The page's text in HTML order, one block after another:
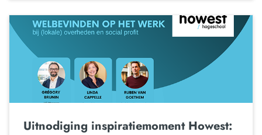
Uitnodiging inspiratiemoment Howest: